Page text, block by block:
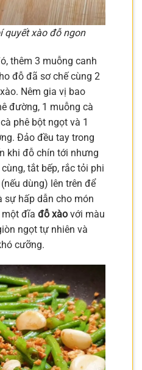
quyết xào đỗ ngon
thêm 3 muỗng canh
đỗ đã sơ chế cùng 2
Nêm gia vị bao
đường, 1 muỗng cà
phê bột ngọt và 1
Đảo đều tay trong
khi đỗ chín tới nhưng
tắt bếp, rắc tỏi phi
dùng) lên trên để
sự hấp dẫn cho món
một đĩa đỗ xào với màu
ngọt tự nhiên và
cưỡng.